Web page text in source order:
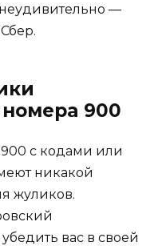
—
900
с кодами или
никакой
жуликов.
вас в своей